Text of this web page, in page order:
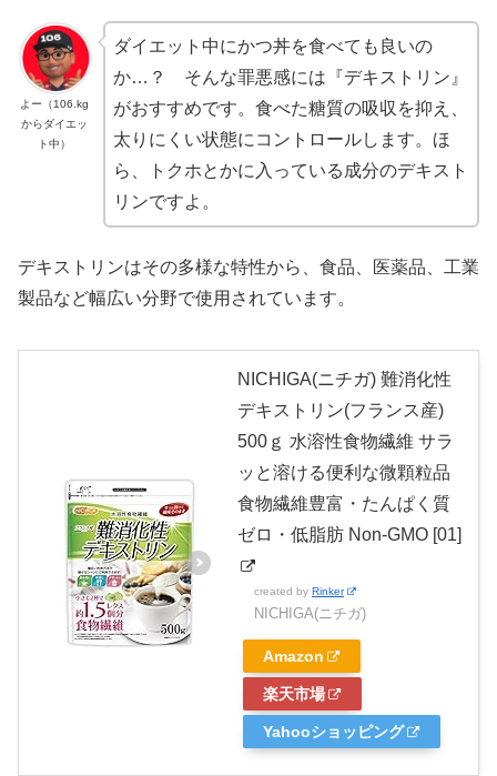
よー（106.kg
からダイエッ
ト中）
ダイエット中にかつ丼を食べても良いの
か…？ そんな罪悪感には『デキストリン』
がおすすめです。食べた糖質の吸収を抑え、
太りにくい状態にコントロールします。ほ
ら、トクホとかに入っている成分のデキスト
リンですよ。
デキストリンはその多様な特性から、食品、医薬品、工業
製品など幅広い分野で使用されています。
NICHIGA(ニチガ) 難消化性
デキストリン(フランス産)
500ｇ 水溶性食物繊維 サラ
ッと溶ける便利な微顆粒品
食物繊維豊富・たんぱく質
ゼロ・低脂肪 Non-GMO [01]
created by Rinker
NICHIGA(ニチガ)
Amazon
楽天市場
Yahooショッピング